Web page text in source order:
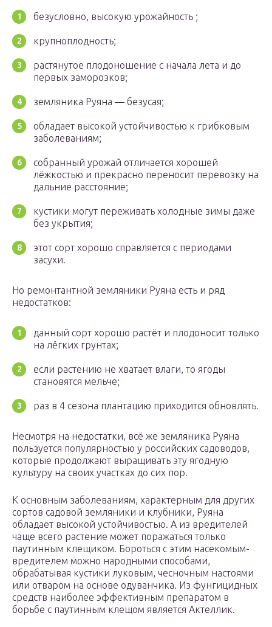
безусловно, высокую урожайность ;
крупноплодность;
растянутое плодоношение с начала лета и до
первых заморозков;
земляника Руяна — безусая;
обладает высокой устойчивостью к грибковым
заболеваниям;
собранный урожай отличается хорошей
лёжкостью и прекрасно переносит перевозку на
дальние расстояние;
кустики могут переживать холодные зимы даже
без укрытия;
этот сорт хорошо справляется с периодами
засухи.
Но ремонтантной земляники Руяна есть и ряд
недостатков:
данный сорт хорошо растёт и плодоносит только
на лёгких грунтах;
если растению не хватает влаги, то ягоды
становятся мельче;
раз в 4 сезона плантацию приходится обновлять.
Несмотря на недостатки, всё же земляника Руяна
пользуется популярностью у российских садоводов,
которые продолжают выращивать эту ягодную
культуру на своих участках до сих пор.
К основным заболеваниям, характерным для других
сортов садовой земляники и клубники, Руяна
обладает высокой устойчивостью. А из вредителей
чаще всего растение может поражаться только
паутинным клещиком. Бороться с этим насекомым-
вредителем можно народными способами,
обрабатывая кустики луковым, чесночным настоями
или отваром на основе одуванчика. Из фунгицидных
средств наиболее эффективным препаратом в
борьбе с паутинным клещом является Актеллик.